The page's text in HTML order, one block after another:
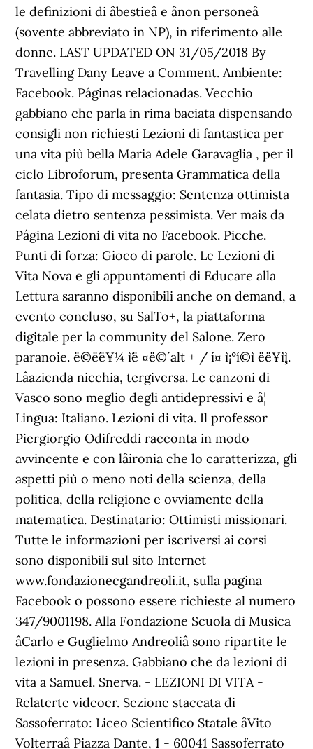
le definizioni di âbestieâ e ânon personeâ
(sovente abbreviato in NP), in riferimento alle
donne. LAST UPDATED ON 31/05/2018 By
Travelling Dany Leave a Comment. Ambiente:
Facebook. Páginas relacionadas. Vecchio
gabbiano che parla in rima baciata dispensando
consigli non richiesti Lezioni di fantastica per
una vita più bella Maria Adele Garavaglia , per il
ciclo Libroforum, presenta Grammatica della
fantasia. Tipo di messaggio: Sentenza ottimista
celata dietro sentenza pessimista. Ver mais da
Página Lezioni di vita no Facebook. Picche.
Punti di forza: Gioco di parole. Le Lezioni di
Vita Nova e gli appuntamenti di Educare alla
Lettura saranno disponibili anche on demand, a
evento concluso, su SalTo+, la piattaforma
digitale per la community del Salone. Zero
paranoie. ë©ë´ë¥¼ ì´ë ¤ë©´ alt + / í¤ ì¡°í©ì ëë¥´ì¸ì.
Lâazienda nicchia, tergiversa. Le canzoni di
Vasco sono meglio degli antidepressivi e â¦
Lingua: Italiano. Lezioni di vita. Il professor
Piergiorgio Odifreddi racconta in modo
avvincente e con lâironia che lo caratterizza, gli
aspetti più o meno noti della scienza, della
politica, della religione e ovviamente della
matematica. Destinatario: Ottimisti missionari.
Tutte le informazioni per iscriversi ai corsi
sono disponibili sul sito Internet
www.fondazionecgandreoli.it, sulla pagina
Facebook o possono essere richieste al numero
347/9001198. Alla Fondazione Scuola di Musica
âCarlo e Guglielmo Andreoliâ sono ripartite le
lezioni in presenza. Gabbiano che da lezioni di
vita a Samuel. Snerva. - LEZIONI DI VITA -
Relaterte videoer. Sezione staccata di
Sassoferrato: Liceo Scientifico Statale âVito
Volterraâ Piazza Dante, 1 - 60041 Sassoferrato